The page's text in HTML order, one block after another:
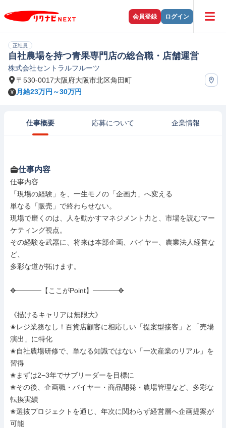
会員登録 ログイン
正社員
自社農場を持つ青果専門店の総合職・店舗運営
株式会社セントラルフルーツ
〒530-0017大阪府大阪市北区角田町
月給23万円～30万円
仕事概要 応募について 企業情報
仕事内容
仕事内容
「現場の経験」を、一生モノの「企画力」へ変える
単なる「販売」で終わらせない。
現場で磨くのは、人を動かすマネジメント力と、市場を読むマー
ケティング視点。
その経験を武器に、将来は本部企画、バイヤー、農業法人経営な
ど、
多彩な道が拓けます。
✥─────【ここがPoint】─────✥
《描けるキャリアは無限大》
✬レジ業務なし！百貨店顧客に相応しい「提案型接客」と「売場
演出」に特化
✬自社農場研修で、単なる知識ではない「一次産業のリアル」を
習得
✬まずは2−3年でサブリーダーを目標に
✬その後、企画職・バイヤー・商品開発・農場管理など、多彩な
転換実績
✬選抜プロジェクトを通じ、年次に関わらず経営層へ企画提案が
可能